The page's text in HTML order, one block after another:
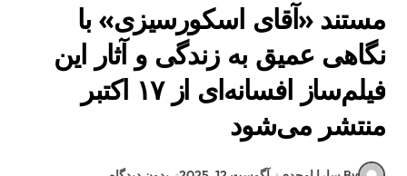
مستند «آقای اسکورسیزی» با
نگاهی عمیق به زندگی و آثار این
فیلم‌ساز افسانه‌ای از ۱۷ اکتبر
منتشر می‌شود